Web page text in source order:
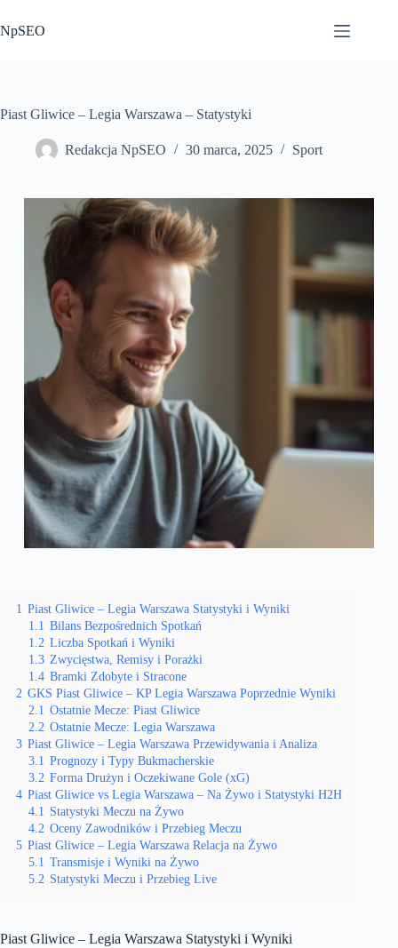
do
treści
NpSEO
Piast Gliwice – Legia Warszawa – Statystyki
Redakcja NpSEO 30 marca, 2025 Sport
1 Piast Gliwice – Legia Warszawa Statystyki i Wyniki
1.1 Bilans Bezpośrednich Spotkań
1.2 Liczba Spotkań i Wyniki
1.3 Zwycięstwa, Remisy i Porażki
1.4 Bramki Zdobyte i Stracone
2 GKS Piast Gliwice – KP Legia Warszawa Poprzednie Wyniki
2.1 Ostatnie Mecze: Piast Gliwice
2.2 Ostatnie Mecze: Legia Warszawa
3 Piast Gliwice – Legia Warszawa Przewidywania i Analiza
3.1 Prognozy i Typy Bukmacherskie
3.2 Forma Drużyn i Oczekiwane Gole (xG)
4 Piast Gliwice vs Legia Warszawa – Na Żywo i Statystyki H2H
4.1 Statystyki Meczu na Żywo
4.2 Oceny Zawodników i Przebieg Meczu
5 Piast Gliwice – Legia Warszawa Relacja na Żywo
5.1 Transmisje i Wyniki na Żywo
5.2 Statystyki Meczu i Przebieg Live
Piast Gliwice – Legia Warszawa Statystyki i Wyniki